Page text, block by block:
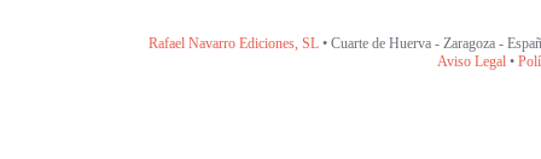
Rafael Navarro Ediciones, SL• Cuarte de Huerva - Zaragoza -
Aviso Legal •